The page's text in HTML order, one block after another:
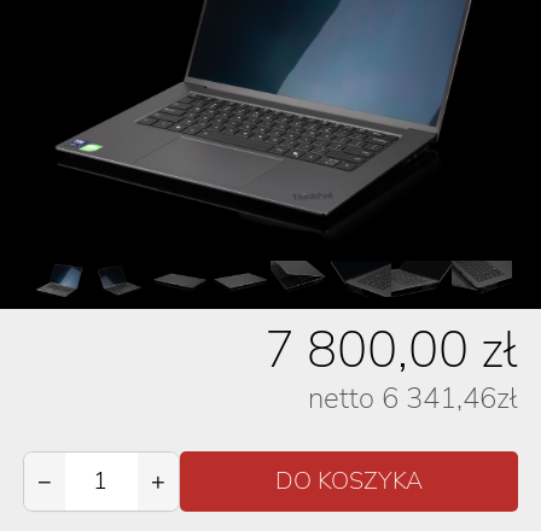
7 800,00 zł
netto 6 341,46zł
− +